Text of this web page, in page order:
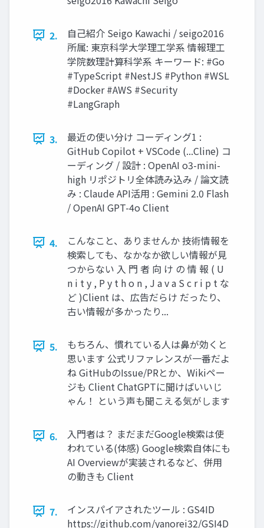
2.
自己紹介 Seigo Kawachi / seigo2016
所属: 東京科学大学理工学系 情報理工
学院数理計算科学系 キーワード: #Go
#TypeScript #NestJS #Python #WSL
#Docker #AWS #Security
#LangGraph
3.
最近の使い分け コーディング1 :
GitHub Copilot + VSCode (...Cline) コ
ーディング / 設計 : OpenAI o3-mini-
high リポジトリ全体読み込み / 論文読
み : Claude API活用 : Gemini 2.0 Flash
/ OpenAI GPT-4o Client
4.
こんなこと、ありませんか 技術情報を
検索しても、なかなか欲しい情報が見
つからない 入 門 者 向 け の 情 報 ( U
n i t y , P y t h o n , J a v a S c r i p t な
ど )Client は、広告だらけ だったり、
古い情報が多かったり...
5.
もちろん、慣れている人は鼻が効くと
思います 公式リファレンスが一番だよ
ね GitHubのIssue/PRとか、Wikiペー
ジも Client ChatGPTに聞けばいいじ
ゃん！ という声も聞こえる気がします
6.
入門者は？ まだまだGoogle検索は使
われている(体感) Google検索自体にも
AI Overviewが実装されるなど、併用
の動きも Client
7.
インスパイアされたツール : GS4ID
https://github.com/yanorei32/GSI4D